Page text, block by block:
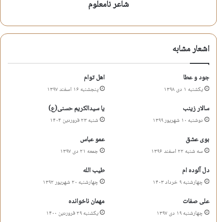
شاعر نامعلوم
اشعار مشابه
جود و عطا
یکشنبه ۱ دی ۱۳۹۸
اهل توام
پنجشنبه ۱۶ اسفند ۱۳۹۷
سالار زینب
دوشنبه ۱۰ شهریور ۱۳۹۹
یا سیدالکریم حسنی(ع)
شنبه ۲۳ فروردین ۱۴۰۴
بوی عشق
سه شنبه ۲۲ اسفند ۱۳۹۶
عمو عباس
جمعه ۲۱ دی ۱۳۹۷
دل آلوده ام
چهارشنبه ۹ خرداد ۱۴۰۳
طیب الله
چهارشنبه ۲۰ شهریور ۱۳۹۲
علی صفات
چهارشنبه ۱۹ دی ۱۳۹۷
مهمان ناخوانده
یکشنبه ۲۹ فروردین ۱۴۰۰